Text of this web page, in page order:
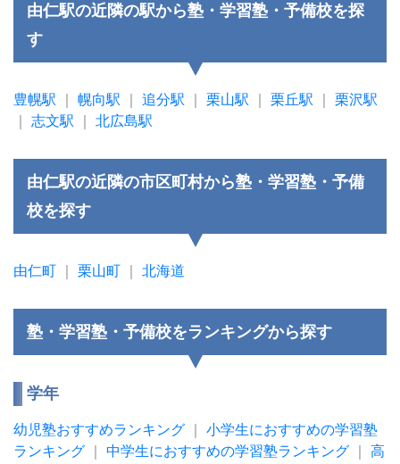
由仁駅の近隣の駅から塾・学習塾・予備校を探
す
豊幌駅 幌向駅 追分駅 栗山駅 栗丘駅
栗沢駅
志文駅 北広島駅
由仁駅の近隣の市区町村から塾・学習塾・予備
校を探す
由仁町 栗山町 北海道
塾・学習塾・予備校をランキングから探す
学年
幼児塾おすすめランキング
小学生におすすめの学習塾
ランキング
中学生におすすめの学習塾ランキング
高